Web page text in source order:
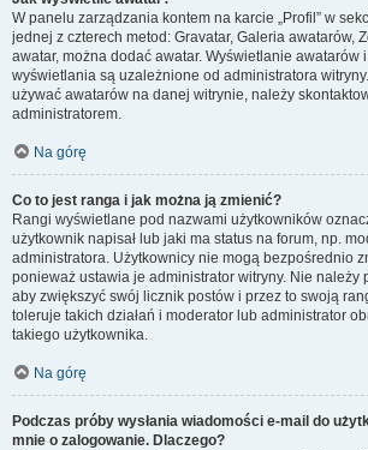
W panelu zarządzania kontem na karcie „Profil” w
jednej z czterech metod: Gravatar, Galeria awatarów,
awatar, można dodać awatar. Wyświetlanie awatarów
wyświetlania są uzależnione od administratora
używać awatarów na danej witrynie, należy
administratorem.
Na górę
Co to jest ranga i jak można ją zmienić?
Rangi wyświetlane pod nazwami użytkowników
użytkownik napisał lub jaki ma status na forum, np.
administratora. Użytkownicy nie mogą bezpośrednio
ponieważ ustawia je administrator witryny. Nie należy
aby zwiększyć swój licznik postów i przez to swoją
toleruje takich działań i moderator lub administrator
takiego użytkownika.
Na górę
Podczas próby wysłania wiadomości e-mail do
mnie o zalogowanie. Dlaczego?